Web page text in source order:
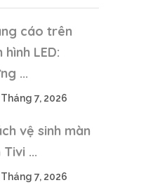
cáo trên
hình LED:
...
Tháng 7, 2026
vệ sinh màn
Tivi ...
Tháng 7, 2026